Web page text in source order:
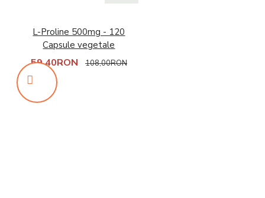
L-Proline 500mg - 120
Capsule vegetale
59,40RON 108,00RON